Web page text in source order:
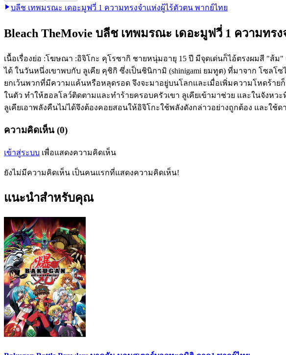
บลีช เทพมรณะ เดอะมูฟวี่ 1 ความทรงจำแห่งผู้ไร้ตัวตน พากย์ไทย
Bleach TheMovie บลีช เทพมรณะ เดอะมูฟวี่ 1 ความทร
เนื้อเรื่องย่อ :โฆษณา :อิจิโกะ คุโรซากิ ชายหนุ่มอายุ 15 ปี มีจุดเด่นก็ไอ้ตรงผมสี "
ได้ ในวันหนึ่งเขาพบกับ ลูเคีย คุชิกิ ซึ่งเป็นชินิกามิ (shinigami ยมทูต) ที่มาจาก โซ
ยกเว้นพวกที่มีความแค้นหรือหลุดรอด จึงจะมาอยู่บนโลกและเมื่อเพิ่มความโหดร้า
ในตัว ทำให้ฮอลโลว์ติดตามและทำร้ายครอบครัวเขา ลูเคียเข้ามาช่วย และในจังห
ลูเคียเอาพลังคืนไม่ได้จึงต้องคอยสอนให้อิจิโกะใช้พลังดังกล่าวอย่างถูกต้อง และใช้
ความคิดเห็น (0)
เข้าสู่ระบบ เพื่อแสดงความคิดเห็น
ยังไม่มีความคิดเห็น เป็นคนแรกที่แสดงความคิดเห็น!
แนะนำสำหรับคุณ